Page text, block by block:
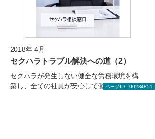
2018年 4月
セクハラトラブル解決への道（2）
セクハラが発生しない健全な労務環境を構
築し、全ての社員が安心して働ける職場を
ページID：00234851